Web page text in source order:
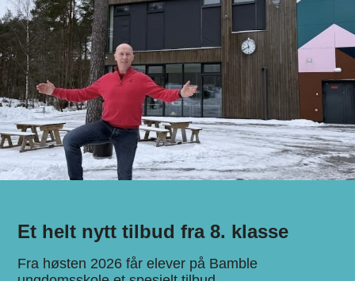
Et helt nytt tilbud fra 8. klasse
Fra høsten 2026 får elever på Bamble